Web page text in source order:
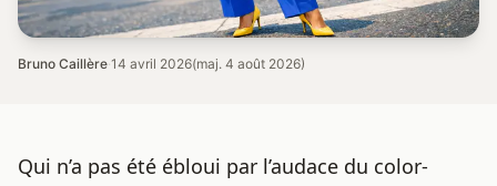
Bruno Caillère·14 avril 2026(maj. 4 août 2026)
Qui n’a pas été ébloui par l’audace du color-